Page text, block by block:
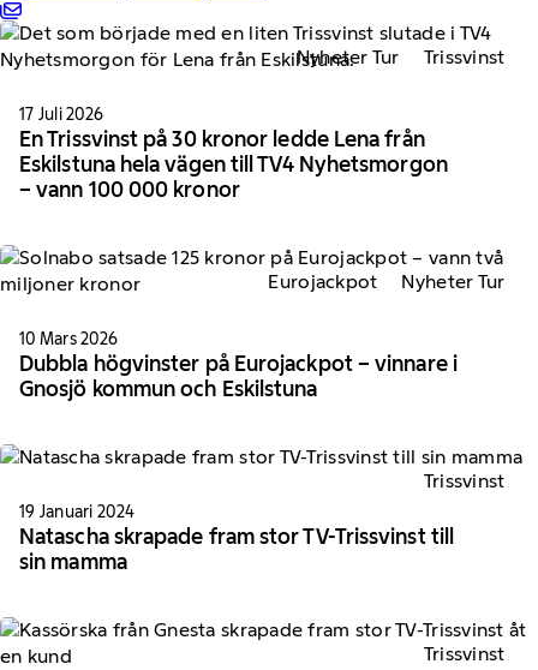
Nyheter Tur Trissvinst
17 Juli 2026
En Trissvinst på 30 kronor ledde Lena från
Eskilstuna hela vägen till TV4 Nyhetsmorgon
– vann 100 000 kronor
Eurojackpot Nyheter Tur
10 Mars 2026
Dubbla högvinster på Eurojackpot – vinnare i
Gnosjö kommun och Eskilstuna
Trissvinst
19 Januari 2024
Natascha skrapade fram stor TV-Trissvinst till
sin mamma
Trissvinst